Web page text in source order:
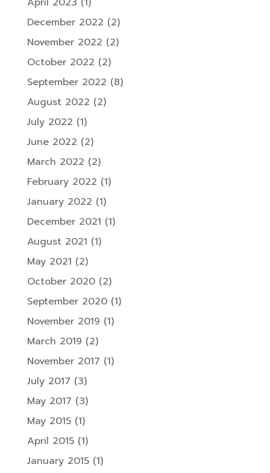
December 2022 (2)
November 2022 (2)
October 2022 (2)
September 2022 (8)
August 2022 (2)
July 2022 (1)
June 2022 (2)
March 2022 (2)
February 2022 (1)
January 2022 (1)
December 2021 (1)
August 2021 (1)
May 2021 (2)
October 2020(2)
September 2020(1)
November 2019 (1)
March 2019 (2)
November 2017 (1)
July 2017 (3)
May 2017 (3)
May 2015(1)
April 2015(1)
January 2015(1)